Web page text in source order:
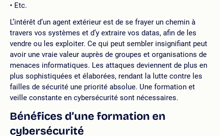
Etc.
L’intérêt d’un agent extérieur est de se frayer un chemin à
travers vos systèmes et d’y extraire vos datas, afin de les
vendre ou les exploiter. Ce qui peut sembler insignifiant peut
avoir une vraie valeur auprès de groupes et organisations de
menaces informatiques. Les attaques deviennent de plus en
plus sophistiquées et élaborées, rendant la lutte contre les
failles de sécurité une priorité absolue. Une formation et
veille constante en cybersécurité sont nécessaires.
Bénéfices d’une formation en
cybersécurité